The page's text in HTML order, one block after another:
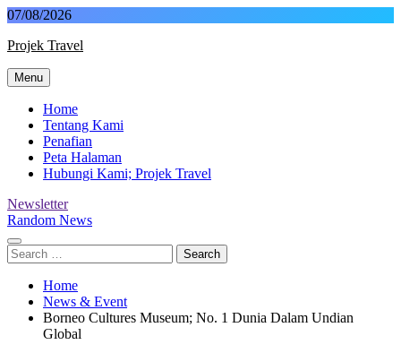
Skip
content
07/08/2026
Projek Travel
Malaysia Travel Portal
Menu
Home
Tentang Kami
Penafian
Peta Halaman
Hubungi Kami; Projek Travel
Newsletter
Random News
Search
for:
Home
News & Event
Borneo Cultures Museum; No. 1 Dunia Dalam Undian
Global